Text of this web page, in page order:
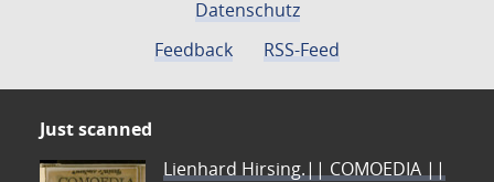
Datenschutz
Feedback
RSS-Feed
Just scanned
Lienhard Hirsing.|| COMOEDIA ||